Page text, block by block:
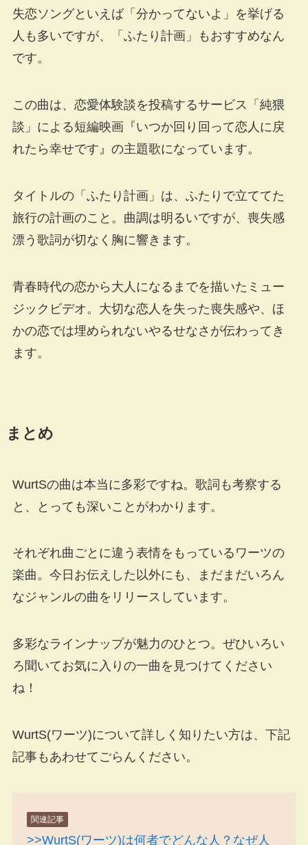
失恋ソングといえば「分かってないよ」を挙げる
人も多いですが、「ふたり計画」もおすすめなん
です。
この曲は、恋愛体験談を投稿するサービス「純猥
談」による短編映画『いつか回り回って恋人に戻
れたら幸せです』の主題歌になっています。
タイトルの「ふたり計画」は、ふたりで立ててた
旅行の計画のこと。曲調は明るいですが、喪失感
漂う歌詞が切なく胸に響きます。
青春時代の恋から大人になるまでを描いたミュー
ジックビデオ。大切な恋人を失った喪失感や、ほ
かの恋では埋められないやるせなさが伝わってき
ます。
まとめ
WurtSの曲は本当に多彩ですね。歌詞も考察する
と、とっても深いことがわかります。
それぞれ曲ごとに違う表情をもっているワーツの
楽曲。今日お伝えした以外にも、まだまだいろん
なジャンルの曲をリリースしています。
多彩なラインナップが魅力のひとつ。ぜひいろい
ろ聞いてお気に入りの一曲を見つけてください
ね！
WurtS(ワーツ)について詳しく知りたい方は、下記
記事もあわせてごらんください。
関連記事
>>WurtS(ワーツ)は何者でどんな人？なぜ人